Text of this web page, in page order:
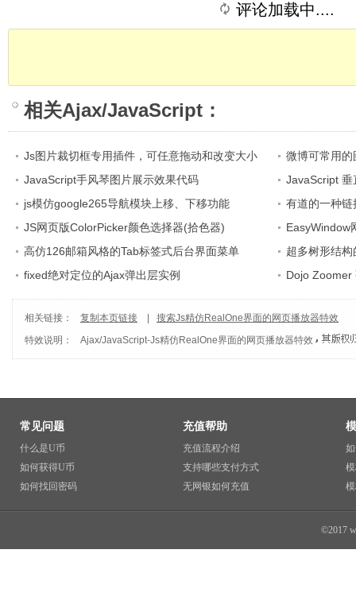
评论加载中....
相关Ajax/JavaScript ：
Js图片裁切框专用插件，可任意拖动和改变大小
微博可常用
JavaScript手风琴图片展示效果代码
JavaScript 垂
js模仿google265导航模块上移、下移功能
有道的一种
JS网页版ColorPicker颜色选择器(拾色器)
EasyWindow
高仿126邮箱风格的Tab标签式后台界面菜单
超多树形结
fixed绝对定位的Ajax弹出层实例
Dojo Zoomer
相关链接： 复制本页链接
搜索Js精仿RealOne界面的网页播放器特效
特效说明：
Ajax/JavaScript-Js精仿RealOne界面的网页播放器特效
常见问题
什么是U币
如何获得U币
如何找回密码
充值帮助
充值流程介绍
支持哪些支付方式
无网银如何充值
©2017